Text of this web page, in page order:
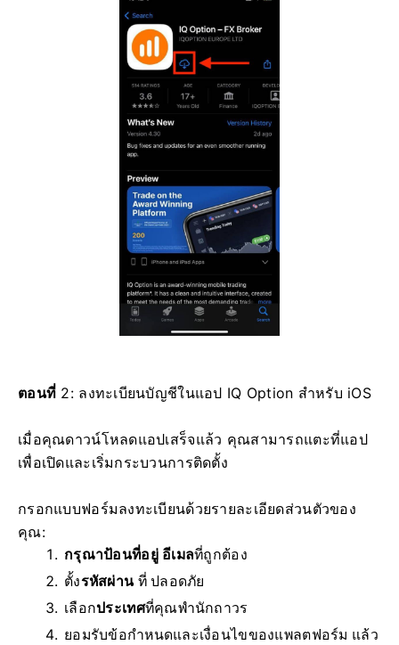
ตอนที่ 2: ลงทะเบียนบัญชีในแอป IQ Option สำหรับ iOS
เมื่อคุณดาวน์โหลดแอปเสร็จแล้ว คุณสามารถแตะที่แอป
เพื่อเปิดและเริ่มกระบวนการติดตั้ง
กรอกแบบฟอร์มลงทะเบียนด้วยรายละเอียดส่วนตัวของ
คุณ:
กรุณาป้อนที่อยู่ อีเมลที่ถูกต้อง
ตั้งรหัสผ่าน ที่ ปลอดภัย
เลือกประเทศที่คุณพำนักถาวร
ยอมรับข้อกำหนดและเงื่อนไขของแพลตฟอร์ม แล้ว